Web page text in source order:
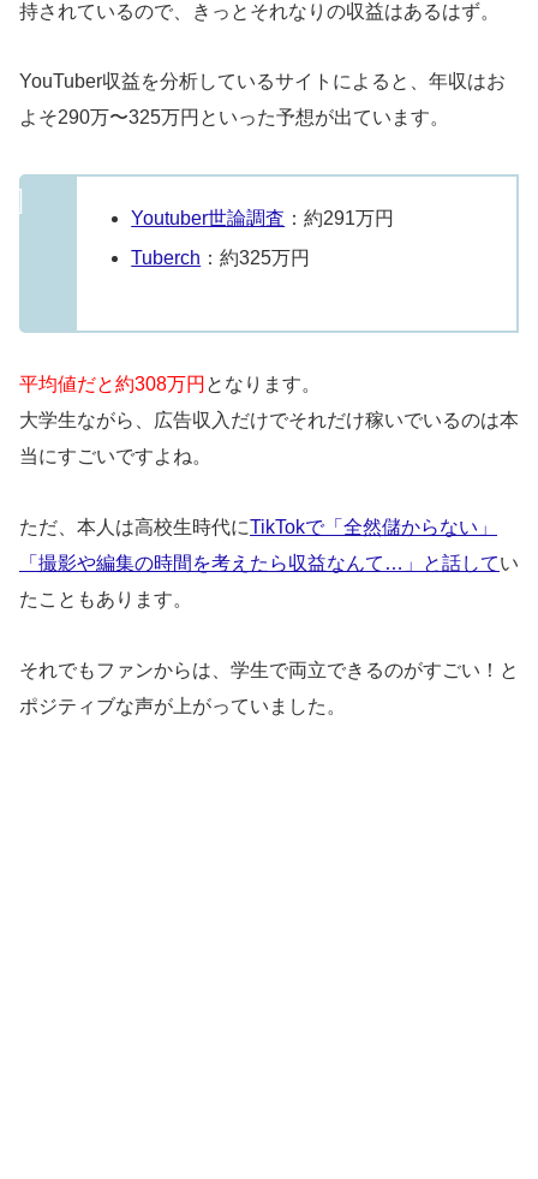
持されているので、きっとそれなりの収益はあるはず。
YouTuber収益を分析しているサイトによると、年収はお
よそ290万〜325万円といった予想が出ています。
Youtuber世論調査 ：約291万円
Tuberch ：約325万円
平均値だと約308万円 となります。
大学生ながら、広告収入だけでそれだけ稼いでいるのは本
当にすごいですよね。
ただ、本人は高校生時代にTikTokで「全然儲からない」
「撮影や編集の時間を考えたら収益なんて…」と話してい
たこともあります。
それでもファンからは、学生で両立できるのがすごい！と
ポジティブな声が上がっていました。